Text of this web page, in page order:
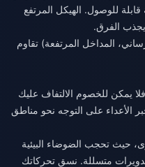
قابلة للوصول. الهيكل المرتفع
يجذب الفرق.
المداخل المرتفعة) تقاوم
يمكن للخصوم الالتفاف عليك
الأعداء على التوجه نحو مناطق
حيث تحجب الضوضاء البيئية
متسللة. نسق تحركاتك